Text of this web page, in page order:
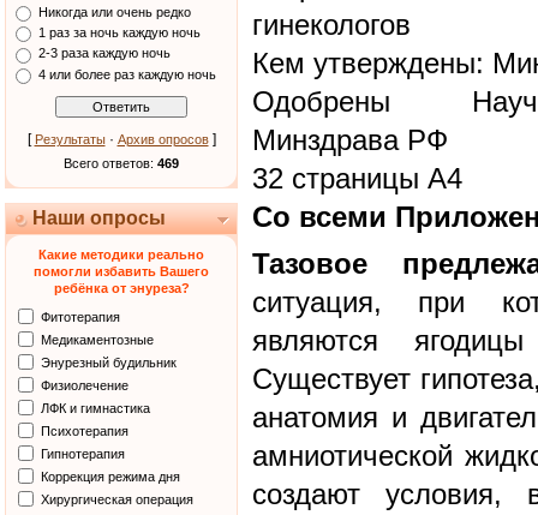
Никогда или очень редко
1 раз за ночь каждую ночь
2-3 раза каждую ночь
4 или более раз каждую ночь
[ Результаты· Архив опросов]
Всего ответов: 469
Наши опросы
Какие методики реально
помогли избавить Вашего
ребёнка от энуреза?
Фитотерапия
Медикаментозные
Энурезный будильник
Физиолечение
ЛФК и гимнастика
Психотерапия
Гипнотерапия
Коррекция режима дня
Хирургическая операция
гинекологов
Кем утверждены:
Одобрены
Минздрава РФ
32 страницы А4
Со всеми
Тазовое
ситуация, при
являются
Существует
анатомия и
амниотической
создают условия,